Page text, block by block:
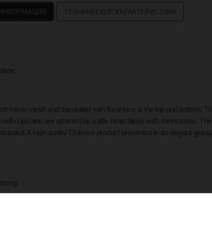
ТЕХНИЧЕСКИЕ ХАРАКТЕРИСТИКИ
micro mesh and decorated with floral lace at the top and bottom.
cups and are adorned by a little heart bijoux with rhinestones.
A high quality Chilirose product presented in an elegant